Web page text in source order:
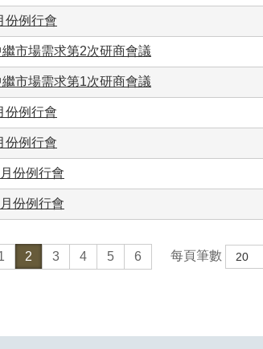
份例行會
市場需求第2次研商會議
市場需求第1次研商會議
份例行會
份例行會
份例行會
份例行會
2 3 4 5 6 每頁筆數